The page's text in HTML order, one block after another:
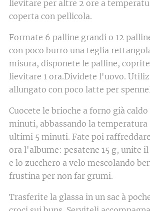
lievitare per altre 2 ore a
coperta con pellicola.
Formate 6 palline grandi o 12
con poco burro una teglia
misura, disponete le palline,
lievitare 1 ora.Dividete l'uovo.
allungato con poco latte per
Cuocete le brioche a forno già caldo
minuti, abbassando la temperatura
ultimi 5 minuti. Fate poi
ora l'albume: pesatene 15 g, unite
e lo zucchero a velo mescolando
frustina per non far grumi.
Trasferite la glassa in un sac à